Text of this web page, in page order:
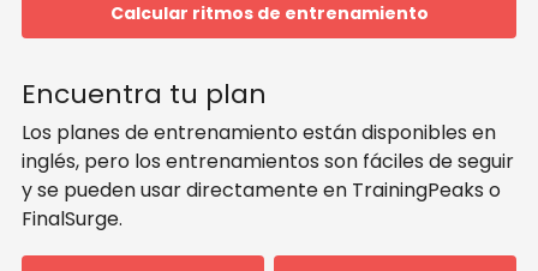
Calcular ritmos de entrenamiento
Encuentra tu plan
Los planes de entrenamiento están disponibles en
inglés, pero los entrenamientos son fáciles de seguir
y se pueden usar directamente en TrainingPeaks o
FinalSurge.